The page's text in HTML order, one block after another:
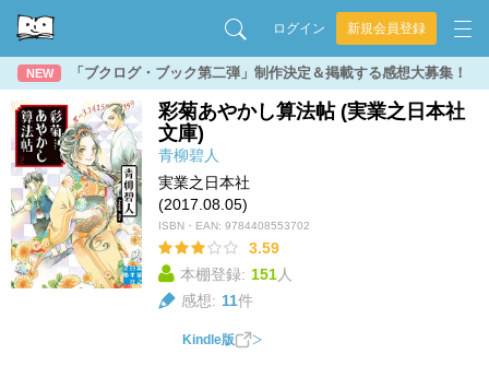
ログイン 新規会員登録
NEW 「ブクログ・ブック第二弾」制作決定＆掲載する感想大募集！
彩菊あやかし算法帖 (実業之日本社
文庫)
青柳碧人
実業之日本社
(2017.08.05)
ISBN・EAN: 9784408553702
3.59
本棚登録: 151人
感想: 11件
Kindle版